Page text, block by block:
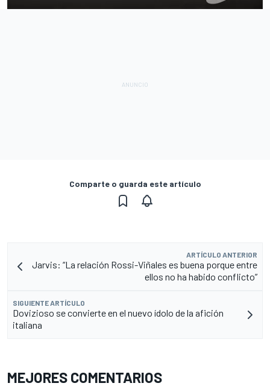
Comparte o guarda este artículo
ARTÍCULO ANTERIOR
Jarvis: “La relación Rossi-Viñales es buena porque entre
ellos no ha habido conflicto”
SIGUIENTE ARTÍCULO
Dovizioso se convierte en el nuevo ídolo de la afición
italiana
MEJORES COMENTARIOS